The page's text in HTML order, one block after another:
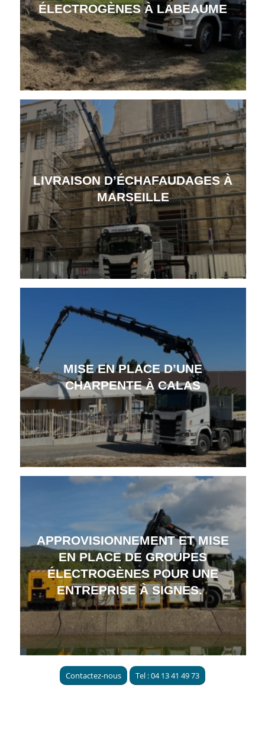
ÉLECTROGÈNES À LABEAUME
LIVRAISON D’ÉCHAFAUDAGES À
MARSEILLE
MISE EN PLACE D’UNE
CHARPENTE À CALAS
APPROVISIONNEMENT ET MISE
EN PLACE DE GROUPES
ÉLECTROGÈNES POUR UNE
ENTREPRISE À SIGNES.
Contactez-nous Tel : 04 13 41 49 73